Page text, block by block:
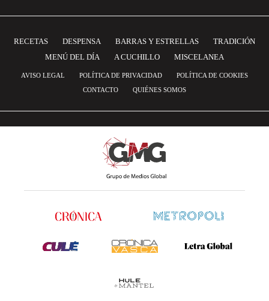
RECETAS DESPENSA BARRAS Y ESTRELLAS
TRADICIÓN
MENÚ DEL DÍA
A CUCHILLO MISCELANEA
AVISO LEGAL POLÍTICA DE PRIVACIDAD
POLÍTICA DE COOKIES
CONTACTO
QUIÉNES SOMOS